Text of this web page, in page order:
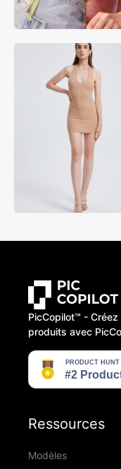
PicCopilot™️ -
produits avec
Ressources
Modèles